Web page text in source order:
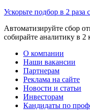
Ускорьте подбор в 2 раза
Автоматизируйте сбор
собирайте аналитику в 2
О компании
Наши вакансии
Партнерам
Реклама на сайте
Новости и статьи
Инвесторам
Кандидаты по